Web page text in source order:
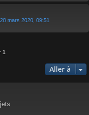
mars 2020, 09:51
1
Aller à